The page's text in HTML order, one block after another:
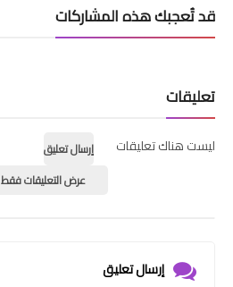
قد تُعجبك هذه المشاركات
تعليقات
ليست هناك تعليقات
إرسال تعليق
عرض التعليقات فقط
إرسال تعليق